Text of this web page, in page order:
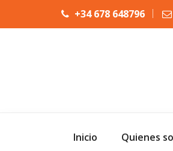
+34 678 648796
Inicio Quienes